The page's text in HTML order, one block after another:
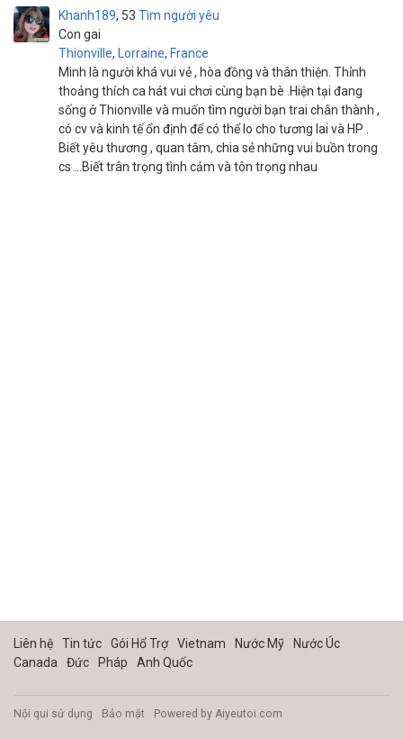
Khanh189
Con gai
53
Thionville, Lorraine, France
Tìm người yêu
Minh là người khá vui vẻ , hòa đồng và thân thiện. Thỉnh
thoảng thích ca hát vui chơi cùng bạn bè .Hiện tại đang
sống ở Thionville và muốn tìm người bạn trai chân thành ,
có cv và kinh tế ổn định để có thể lo cho tương lai và HP .
Biết yêu thương , quan tâm, chia sẻ những vui buồn trong
cs …Biết trân trọng tình cảm và tôn trọng nhau
Liên hệ Tin tức Gói Hổ Trợ Vietnam Nước Mỹ
Nước Úc
Canada
Đức Pháp Anh Quốc
Nội qui sử dụng Bảo mật Powered by Aiyeutoi.com